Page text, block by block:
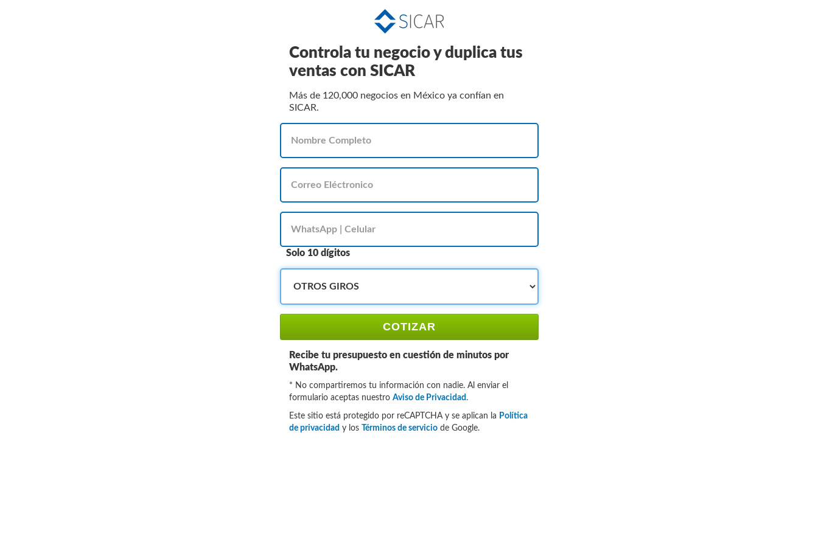
Controla tu negocio y duplica tus
ventas con SICAR
Más de 120,000 negocios en México ya confían en
SICAR.
Solo 10 dígitos
COTIZAR
Recibe tu presupuesto en cuestión de minutos por
WhatsApp.
* No compartiremos tu información con nadie. Al enviar el
formulario aceptas nuestro Aviso de Privacidad .
Este sitio está protegido por reCAPTCHA y se aplican la Política
de privacidad y los Términos de serviciode Google.